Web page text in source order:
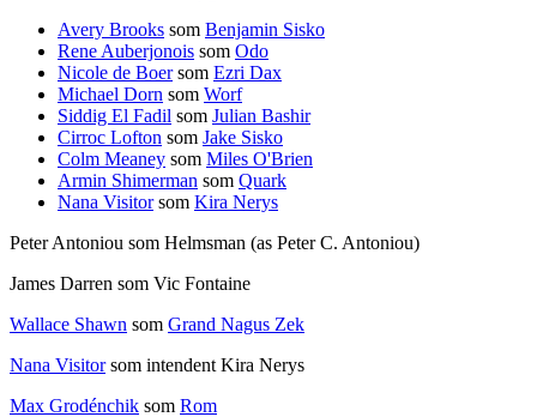
Avery Brooks som Benjamin Sisko
Rene Auberjonois som Odo
Nicole de Boersom Ezri Dax
Michael Dorn som Worf
Siddig El Fadil som Julian Bashir
Cirroc Lofton som Jake Sisko
Colm Meaney som Miles O'Brien
Armin Shimerman som Quark
Nana Visitorsom Kira Nerys
Peter Antoniou som Helmsman (as Peter C. Antoniou)
James Darren som Vic Fontaine
Wallace Shawn som Grand Nagus Zek
Nana Visitorsom intendent Kira Nerys
Max Grodénchik som Rom